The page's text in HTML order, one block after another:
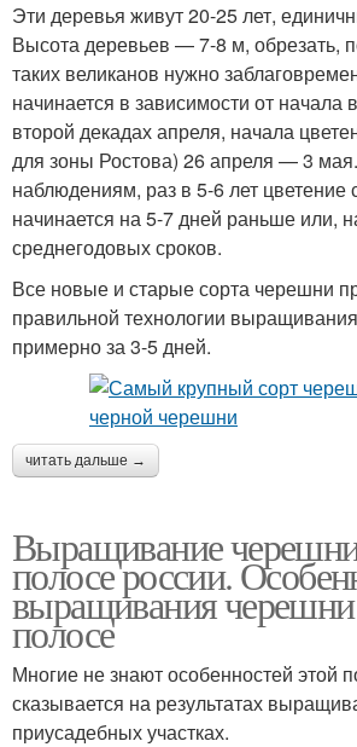
Эти деревья живут 20-25 лет,
Высота деревьев — 7-8 м, обрезать,
таких великанов нужно
начинается в зависимости от начала
второй декадах апреля, начала
для зоны Ростова) 26 апреля — 3
наблюдениям, раз в 5-6 лет цветение
начинается на 5-7 дней раньше или,
среднегодовых сроков.
Все новые и старые сорта черешни
правильной технологии
примерно за 3-5 дней.
читать дальше →
Выращивание
полосе россии.
выращивания черешни
полосе
Многие не знают особенностей этой
сказывается на результатах
приусадебных участках.